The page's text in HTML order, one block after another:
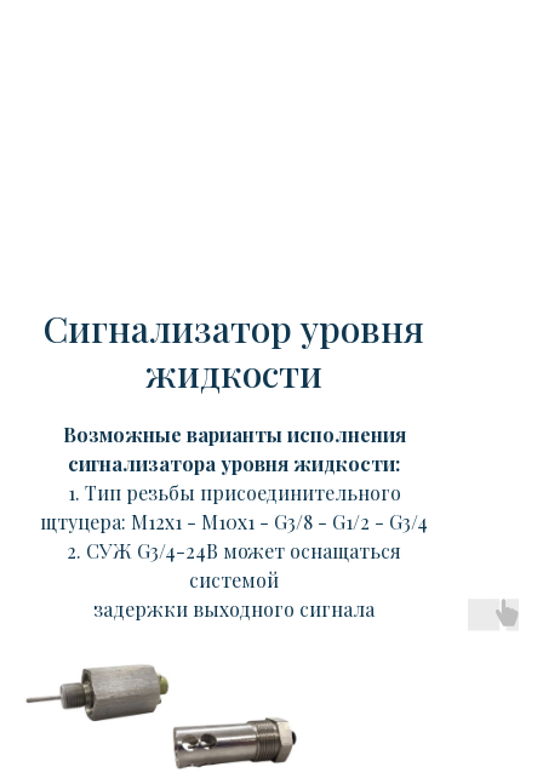
Сигнализатор уровня
жидкости
Возможные варианты исполнения
сигнализатора уровня жидкости:
1. Тип резьбы присоединительного
щтуцера: М12х1 - М10х1 - G3/8 - G1/2 - G3/4
2. СУЖ G3/4-24В может оснащаться
системой
задержки выходного сигнала